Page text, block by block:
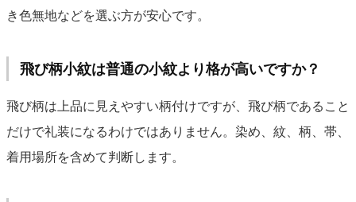
き色無地などを選ぶ方が安心です。
飛び柄小紋は普通の小紋より格が高いですか？
飛び柄は上品に見えやすい柄付けですが、飛び柄であること
だけで礼装になるわけではありません。染め、紋、柄、帯、
着用場所を含めて判断します。